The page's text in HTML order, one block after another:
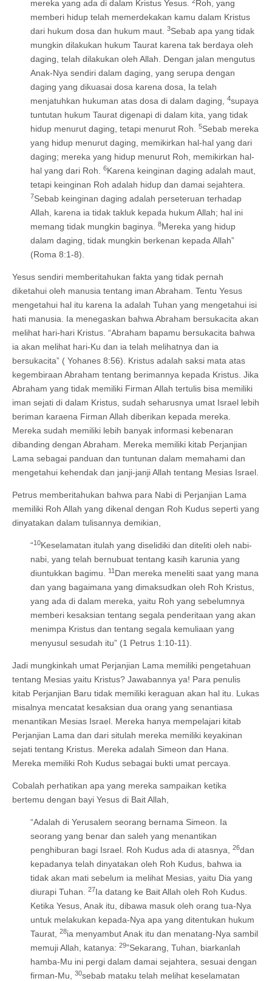
mereka yang ada di dalam Kristus Yesus.
Roh, yang
memberi hidup telah memerdekakan kamu dalam Kristus
dari hukum dosa dan hukum maut.
3Sebab apa yang tidak
mungkin dilakukan hukum Taurat karena tak berdaya oleh
daging, telah dilakukan oleh Allah. Dengan jalan mengutus
Anak-Nya sendiri dalam daging, yang serupa dengan
daging yang dikuasai dosa karena dosa, Ia telah
menjatuhkan hukuman atas dosa di dalam daging,
4supaya
tuntutan hukum Taurat digenapi di dalam kita, yang tidak
hidup menurut daging, tetapi menurut Roh.
5Sebab mereka
yang hidup menurut daging, memikirkan hal-hal yang dari
daging; mereka yang hidup menurut Roh, memikirkan hal-
hal yang dari Roh.
6Karena keinginan daging adalah maut,
tetapi keinginan Roh adalah hidup dan damai sejahtera.
7Sebab keinginan daging adalah perseteruan terhadap
Allah, karena ia tidak takluk kepada hukum Allah; hal ini
memang tidak mungkin baginya.
8Mereka yang hidup
dalam daging, tidak mungkin berkenan kepada Allah”
(Roma 8:1-8).
Yesus sendiri memberitahukan fakta yang tidak pernah
diketahui oleh manusia tentang iman Abraham. Tentu Yesus
mengetahui hal itu karena Ia adalah Tuhan yang mengetahui isi
hati manusia. Ia menegaskan bahwa Abraham bersukacita akan
melihat hari-hari Kristus. “Abraham bapamu bersukacita bahwa
ia akan melihat hari-Ku dan ia telah melihatnya dan ia
bersukacita” ( Yohanes 8:56). Kristus adalah saksi mata atas
kegembiraan Abraham tentang berimannya kepada Kristus. Jika
Abraham yang tidak memiliki Firman Allah tertulis bisa memiliki
iman sejati di dalam Kristus, sudah seharusnya umat Israel lebih
beriman karaena Firman Allah diberikan kepada mereka.
Mereka sudah memiliki lebih banyak informasi kebenaran
dibanding dengan Abraham. Mereka memiliki kitab Perjanjian
Lama sebagai panduan dan tuntunan dalam memahami dan
mengetahui kehendak dan janji-janji Allah tentang Mesias Israel.
Petrus memberitahukan bahwa para Nabi di Perjanjian Lama
memiliki Roh Allah yang dikenal dengan Roh Kudus seperti yang
dinyatakan dalam tulisannya demikian,
“10Keselamatan itulah yang diselidiki dan diteliti oleh nabi-
nabi, yang telah bernubuat tentang kasih karunia yang
diuntukkan bagimu.
11 Dan mereka meneliti saat yang mana
dan yang bagaimana yang dimaksudkan oleh Roh Kristus,
yang ada di dalam mereka, yaitu Roh yang sebelumnya
memberi kesaksian tentang segala penderitaan yang akan
menimpa Kristus dan tentang segala kemuliaan yang
menyusul sesudah itu” (1 Petrus 1:10-11).
Jadi mungkinkah umat Perjanjian Lama memiliki pengetahuan
tentang Mesias yaitu Kristus? Jawabannya ya! Para penulis
kitab Perjanjian Baru tidak memiliki keraguan akan hal itu. Lukas
misalnya mencatat kesaksian dua orang yang senantiasa
menantikan Mesias Israel. Mereka hanya mempelajari kitab
Perjanjian Lama dan dari situlah mereka memiliki keyakinan
sejati tentang Kristus. Mereka adalah Simeon dan Hana.
Mereka memiliki Roh Kudus sebagai bukti umat percaya.
Cobalah perhatikan apa yang mereka sampaikan ketika
bertemu dengan bayi Yesus di Bait Allah,
“Adalah di Yerusalem seorang bernama Simeon. Ia
seorang yang benar dan saleh yang menantikan
penghiburan bagi Israel. Roh Kudus ada di atasnya,
26dan
kepadanya telah dinyatakan oleh Roh Kudus, bahwa ia
tidak akan mati sebelum ia melihat Mesias, yaitu Dia yang
diurapi Tuhan.
27Ia datang ke Bait Allah oleh Roh Kudus.
Ketika Yesus, Anak itu, dibawa masuk oleh orang tua-Nya
untuk melakukan kepada-Nya apa yang ditentukan hukum
Taurat,
28ia menyambut Anak itu dan menatang-Nya sambil
memuji Allah, katanya: 29”Sekarang, Tuhan, biarkanlah
hamba-Mu ini pergi dalam damai sejahtera, sesuai dengan
firman-Mu,
30sebab mataku telah melihat keselamatan